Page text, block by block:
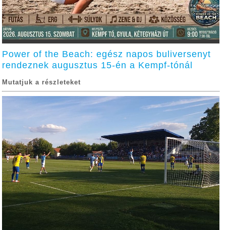
Power of the Beach: egész napos buliversenyt
rendeznek augusztus 15-én a Kempf-tónál
Mutatjuk a részleteket